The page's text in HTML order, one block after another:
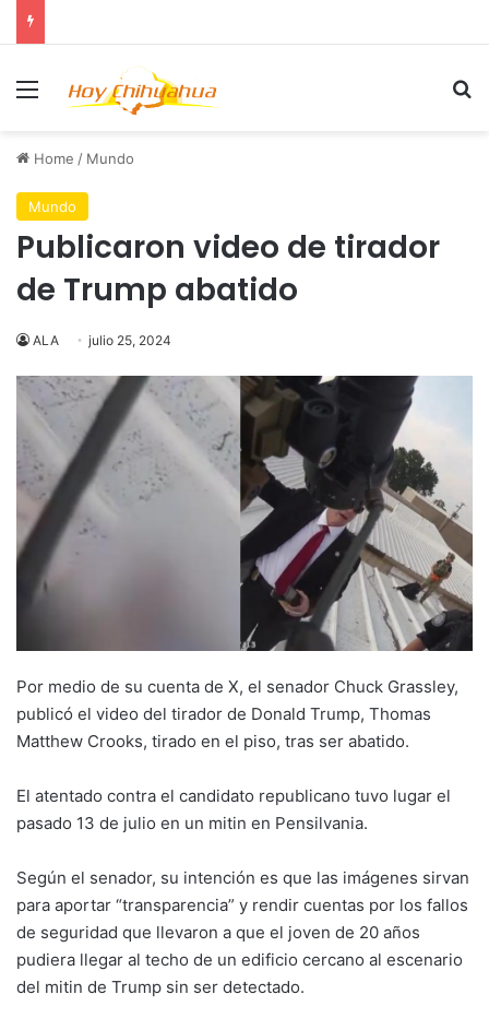
Menu
Home / Mundo
Mundo
Publicaron video de tirador
de Trump abatido
ALA julio 25, 2024
Por medio de su cuenta de X, el senador Chuck Grassley,
publicó el video del tirador de Donald Trump, Thomas
Matthew Crooks, tirado en el piso, tras ser abatido.
El atentado contra el candidato republicano tuvo lugar el
pasado 13 de julio en un mitin en Pensilvania.
Según el senador, su intención es que las imágenes sirvan
para aportar “transparencia” y rendir cuentas por los fallos
de seguridad que llevaron a que el joven de 20 años
pudiera llegar al techo de un edificio cercano al escenario
del mitin de Trump sin ser detectado.